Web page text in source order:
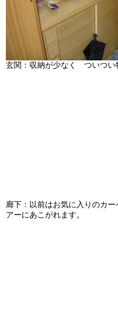
玄関：収納が少なく ついつい
廊下：以前はお気に入りのカ
アーにあこがれます。